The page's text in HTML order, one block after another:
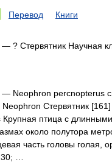
Перевод Книги
— ? Стервятник Научная
— Neophron percnopterus
Neophron Стервятник
Крупная птица с
около полутора
часть головы голая,
…